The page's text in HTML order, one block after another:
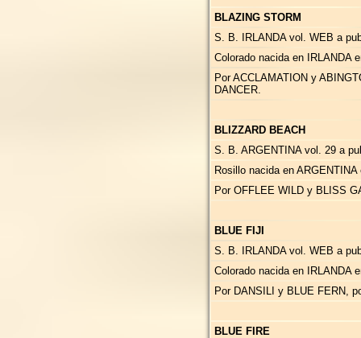
BLAZING STORM
S. B. IRLANDA vol. WEB a
Colorado nacida en IRLANDA
Por ACCLAMATION y
DANCER.
BLIZZARD BEACH
S. B. ARGENTINA vol. 29 a
Rosillo nacida en
Por OFFLEE WILD y BLISS
BLUE FIJI
S. B. IRLANDA vol. WEB a
Colorado nacida en IRLANDA
Por DANSILI y BLUE FERN,
BLUE FIRE